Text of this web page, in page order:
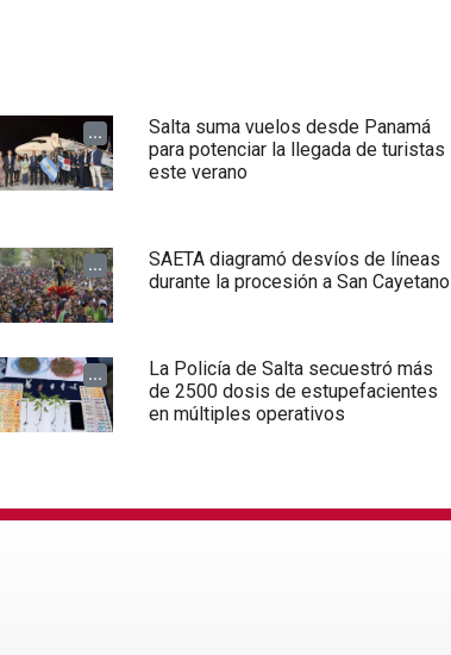
...
Salta suma vuelos desde Panamá
para potenciar la llegada de turistas
este verano
...
SAETA diagramó desvíos de líneas
durante la procesión a San Cayetano
...
La Policía de Salta secuestró más
de 2500 dosis de estupefacientes
en múltiples operativos